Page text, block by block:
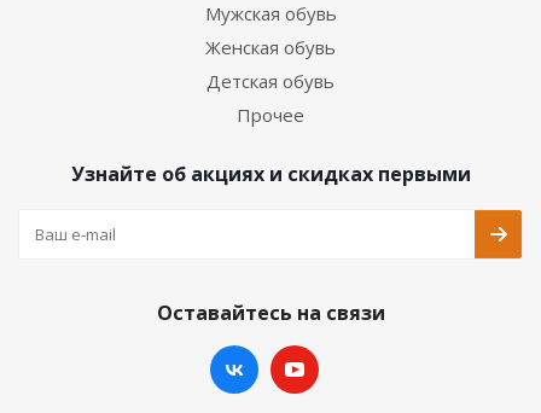
Мужская обувь
Женская обувь
Детская обувь
Прочее
Узнайте об акциях и скидках первыми
Оставайтесь на связи